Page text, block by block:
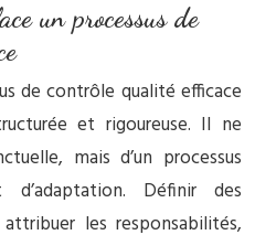
un processus de
de contrôle qualité efficace
et rigoureuse. Il ne
mais d’un processus
d’adaptation. Définir des
les responsabilités,